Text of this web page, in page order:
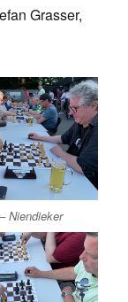
Grasser,
Niendieker